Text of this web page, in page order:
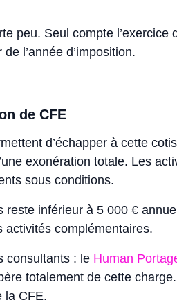
peu. Seul compte l’exercice
l’année d’imposition.
de CFE
d’échapper à cette
exonération totale. Les
sous conditions.
reste inférieur à 5 000 €
activités complémentaires.
consultants : le Human
totalement de cette
la CFE.